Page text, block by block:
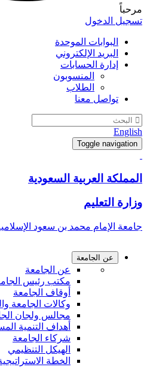
مرحباً
تسجيل الدخول
البوابات الموحدة
البريد الإلكتروني
إدارة الحسابات
المنسوبون
الطلاب
تواصل معنا
English
Toggle navigation
المملكة العربية السعودية
وزارة التعليم
جامعة الإمام محمد بن سعود
عن الجامعة
عن الجامعة
مكتب رئيس
أوقاف الجامعة
وكالات الجامعة
مجالس ولجان
أهداف التنمية
شركاء الجامعة
الهيكل التنظيمي
الخطة